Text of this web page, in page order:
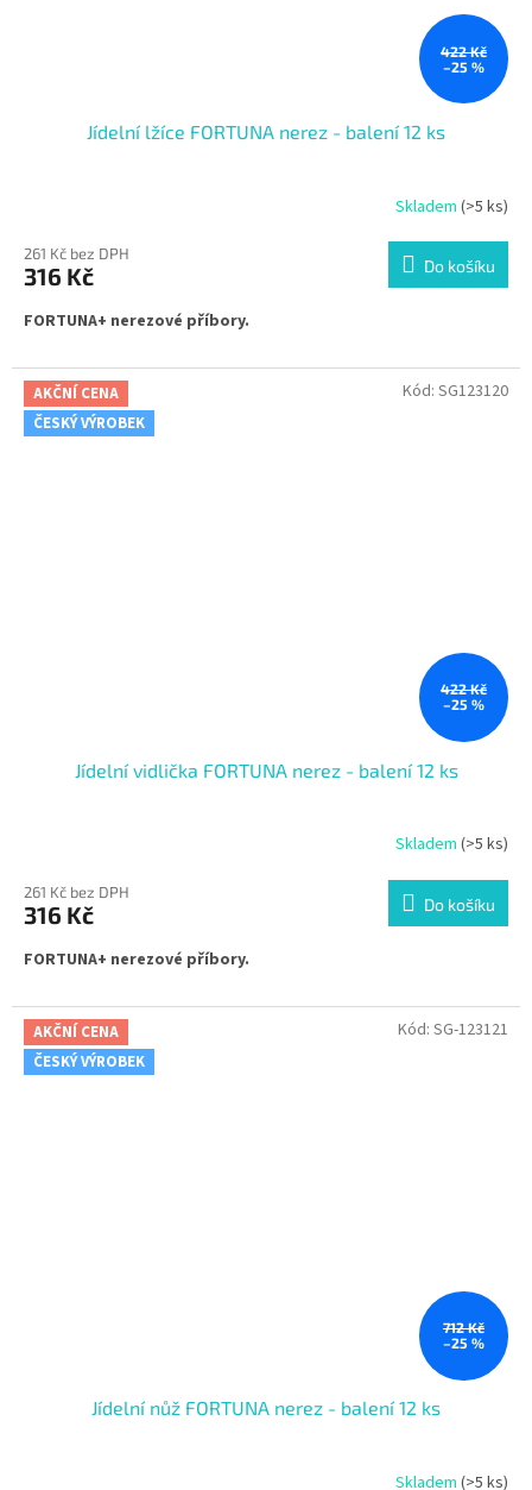
422 Kč
–25 %
Jídelní lžíce FORTUNA nerez - balení 12 ks
Skladem (>5 ks)
261 Kč bez DPH
316 Kč Do košíku
FORTUNA+ nerezové příbory.
AKČNÍ CENA
ČESKÝ VÝROBEK
422 Kč
–25 %
Jídelní vidlička FORTUNA nerez - balení 12 ks
Skladem (>5 ks)
261 Kč bez DPH
316 Kč Do košíku
FORTUNA+ nerezové příbory.
Kód: SG123120
AKČNÍ CENA
ČESKÝ VÝROBEK
712 Kč
–25 %
Jídelní nůž FORTUNA nerez - balení 12 ks
Skladem (>5 ks)
Kód: SG-123121